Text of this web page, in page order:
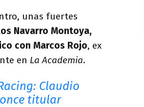
unas fuertes
Navarro Montoya,
con Marcos Rojo, ex
en La Academia.
Claudio
titular